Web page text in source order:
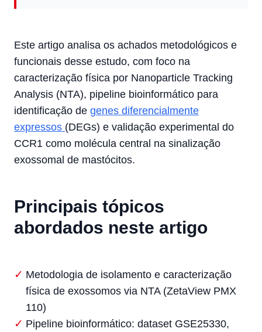
Este artigo analisa os achados metodológicos e
funcionais desse estudo, com foco na
caracterização física por Nanoparticle Tracking
Analysis (NTA), pipeline bioinformático para
identificação de genes diferencialmente
expressos (DEGs) e validação experimental do
CCR1 como molécula central na sinalização
exossomal de mastócitos.
Principais tópicos
abordados neste artigo
Metodologia de isolamento e caracterização
física de exossomos via NTA (ZetaView PMX
110)
Pipeline bioinformático: dataset GSE25330,